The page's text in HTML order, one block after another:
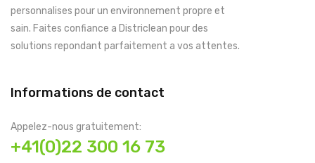
personnalises pour un environnement propre et
sain. Faites confiance a Districlean pour des
solutions repondant parfaitement a vos attentes.
Informations de contact
Appelez-nous gratuitement:
+41(0)22 300 16 73